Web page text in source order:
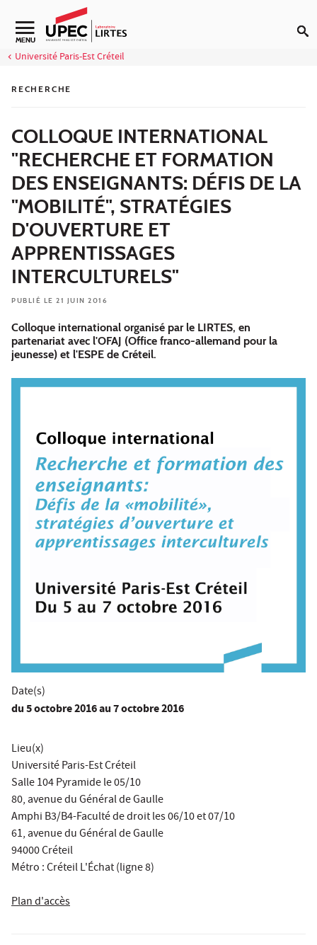
Aller au contenu
Navigation secondaire
MENU
Université Paris-Est Créteil
RECHERCHE
COLLOQUE INTERNATIONAL
"RECHERCHE ET FORMATION
DES ENSEIGNANTS: DÉFIS DE LA
"MOBILITÉ", STRATÉGIES
D'OUVERTURE ET
APPRENTISSAGES
INTERCULTURELS"
PUBLIÉ LE 21 JUIN 2016
Colloque international organisé par le LIRTES, en
partenariat avec l'OFAJ (Office franco-allemand pour la
jeunesse) et l'ESPE de Créteil.
Date(s)
du5 octobre 2016au 7 octobre 2016
Lieu(x)
Université Paris-Est Créteil
Salle 104 Pyramide le 05/10
80, avenue du Général de Gaulle
Amphi B3/B4-Faculté de droit les 06/10 et 07/10
61, avenue du Général de Gaulle
94000 Créteil
Métro : Créteil L'Échat (ligne 8)
Plan d'accès